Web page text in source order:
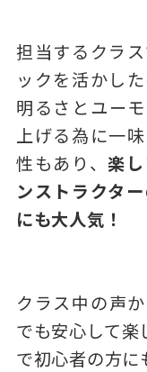
担当するクラ
ックを活かし
明るさとユー
上げる為に一
性もあり、楽
ンストラクタ
にも大人気！
クラス中の声
でも安心して楽
で初心者の方に